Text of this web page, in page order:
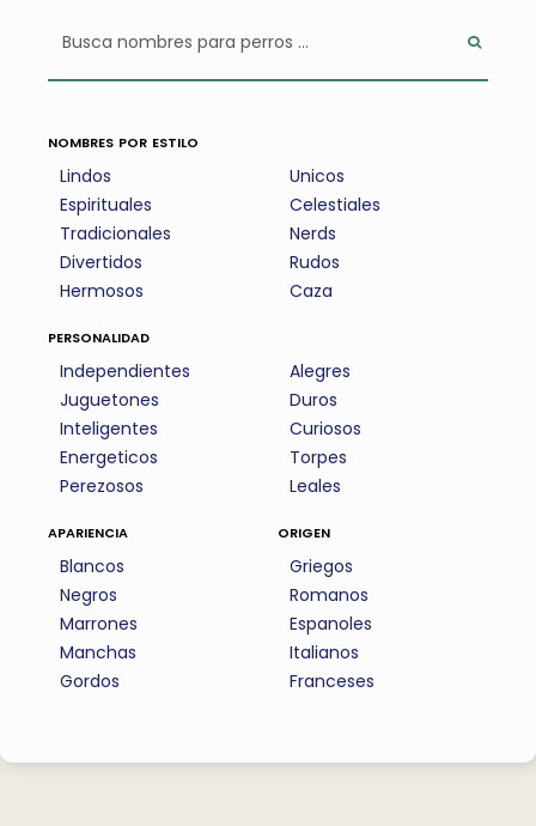
nombres por estilo
Lindos
Espirituales
Tradicionales
Divertidos
Hermosos
Unicos
Celestiales
Nerds
Rudos
Caza
personalidad
Independientes
Juguetones
Inteligentes
Energeticos
Perezosos
Alegres
Duros
Curiosos
Torpes
Leales
apariencia
Blancos
Negros
Marrones
Manchas
Gordos
origen
Griegos
Romanos
Espanoles
Italianos
Franceses